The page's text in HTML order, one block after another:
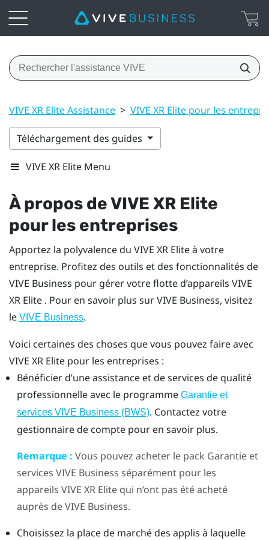
VIVE XR Elite Assistance > VIVE XR Elite pour les
Téléchargement des guides
VIVE XR Elite Menu
À propos deVIVE XR Elite
pour les entreprises
Apportez la polyvalence du VIVE XR Eliteà votre
entreprise. Profitez des outils et des fonctionnalités de
VIVE Business pour gérer votre flotte d’appareils VIVE
XR Elite . Pour en savoir plus surVIVE Business, visitez
le VIVE Business.
Voici certaines des choses que vous pouvez faire avec
VIVE XR Elite pour les entreprises :
Bénéficier d’une assistance et de services de qualité
professionnelle avec le programme Garantie et
services VIVE Business (BWS). Contactez votre
gestionnaire de compte pour en savoir plus.
Remarque : Vous pouvez acheter le pack Garantie et
services VIVE Business séparément pour les
appareils VIVE XR Elitequi n’ont pas été acheté
auprès deVIVE Business.
Choisissez la place de marché des applis à laquelle